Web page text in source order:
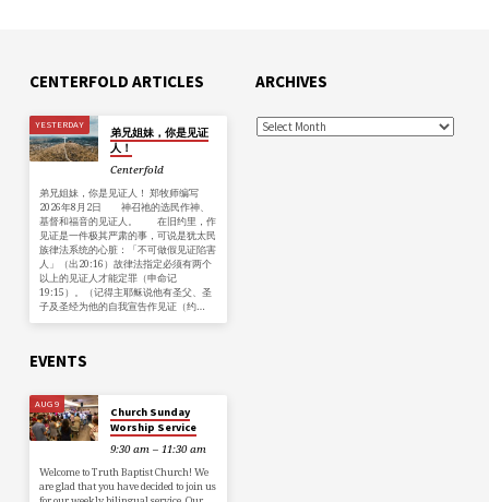
CENTERFOLD ARTICLES
YESTERDAY
弟兄姐妹，你是见证
人！
Centerfold
弟兄姐妹，你是见证人！ 郑牧师编写
2026年8月2日 神召祂的选民作神、
基督和福音的见证人。 在旧约里，作
见证是一件极其严肃的事，可说是犹太民
族律法系统的心脏：「不可做假见证陷害
人」（出20:16）故律法指定必须有两个
以上的见证人才能定罪（申命记
19:15）。（记得主耶稣说他有圣父、圣
子及圣经为他的自我宣告作见证（约…
ARCHIVES
EVENTS
AUG 9
Church Sunday
Worship Service
9:30 am – 11:30 am
Welcome to Truth Baptist Church! We
are glad that you have decided to join us